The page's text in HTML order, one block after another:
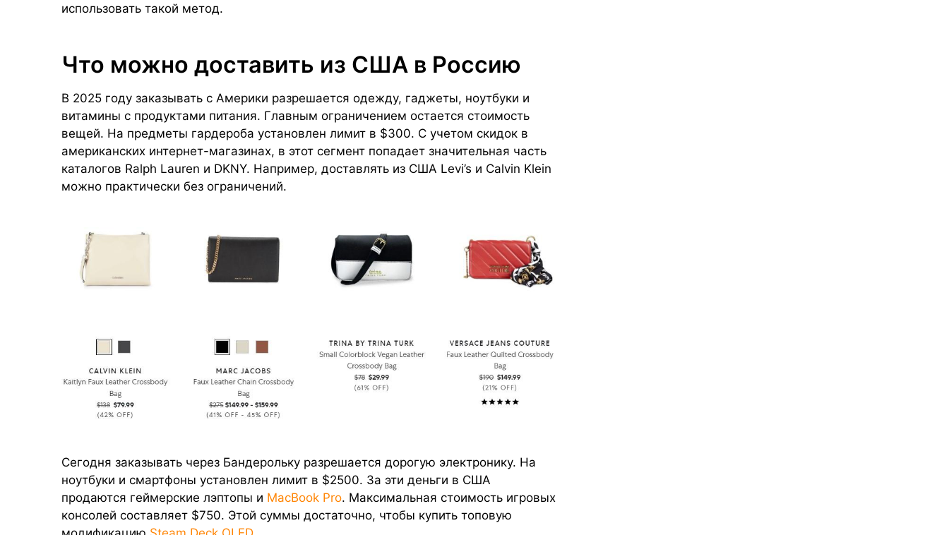
использовать такой метод.
Что можно доставить из США в Россию
В 2025 году заказывать с Америки разрешается одежду, гаджеты, ноутбуки и
витамины с продуктами питания. Главным ограничением остается стоимость
вещей. На предметы гардероба установлен лимит в $300. С учетом скидок в
американских интернет-магазинах, в этот сегмент попадает значительная часть
каталогов Ralph Lauren и DKNY. Например, доставлять из США Levi’s и Calvin Klein
можно практически без ограничений.
Сегодня заказывать через Бандерольку разрешается дорогую электронику. На
ноутбуки и смартфоны установлен лимит в $2500. За эти деньги в США
продаются геймерские лэптопы и MacBook Pro. Максимальная стоимость игровых
консолей составляет $750. Этой суммы достаточно, чтобы купить топовую